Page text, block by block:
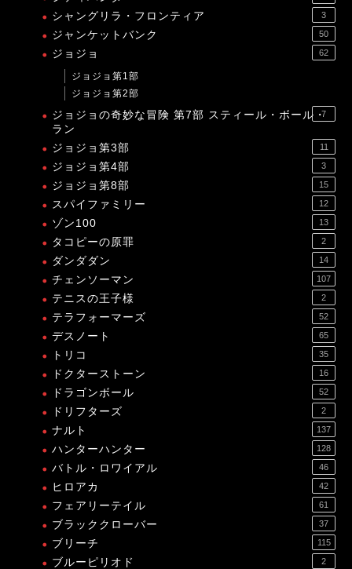
シャングリラ・フロンティア 3
ジャンケットバンク 50
ジョジョ 62
ジョジョ第1部
ジョジョ第2部
ジョジョの奇妙な冒険 第7部 スティール・ボール・
ラン
7
ジョジョ第3部 11
ジョジョ第4部 3
ジョジョ第8部 15
スパイファミリー 12
ゾン100 13
タコピーの原罪 2
ダンダダン 14
チェンソーマン 107
テニスの王子様 2
テラフォーマーズ 52
デスノート 65
トリコ 35
ドクターストーン 16
ドラゴンボール 52
ドリフターズ 2
ナルト 137
ハンターハンター 128
バトル・ロワイアル 46
ヒロアカ 42
フェアリーテイル 61
ブラッククローバー 37
ブリーチ 115
ブルーピリオド 2